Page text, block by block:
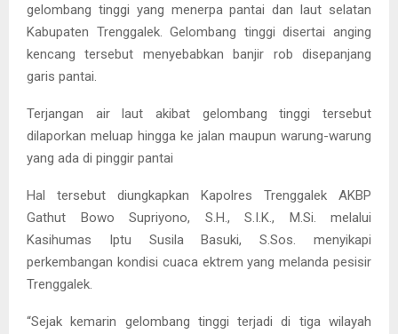
gelombang tinggi yang menerpa pantai dan laut selatan
Kabupaten Trenggalek. Gelombang tinggi disertai anging
kencang tersebut menyebabkan banjir rob disepanjang
garis pantai.
Terjangan air laut akibat gelombang tinggi tersebut
dilaporkan meluap hingga ke jalan maupun warung-warung
yang ada di pinggir pantai
Hal tersebut diungkapkan Kapolres Trenggalek AKBP
Gathut Bowo Supriyono, S.H., S.I.K., M.Si. melalui
Kasihumas Iptu Susila Basuki, S.Sos. menyikapi
perkembangan kondisi cuaca ektrem yang melanda pesisir
Trenggalek.
“Sejak kemarin gelombang tinggi terjadi di tiga wilayah